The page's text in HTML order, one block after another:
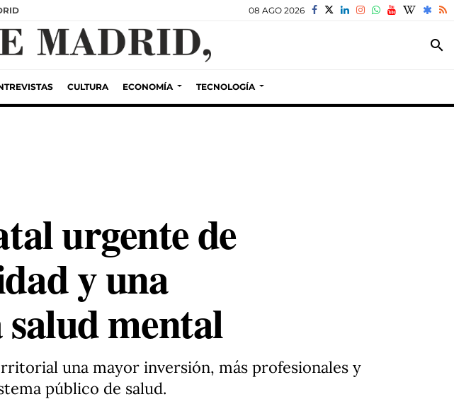
08 AGO 2026
search
CULTURA ECONOMÍA TECNOLOGÍA
urgente de
y una
mental
una mayor inversión, más profesionales y
público de salud.